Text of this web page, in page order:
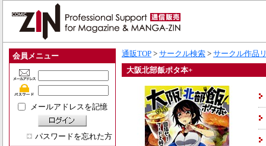
会員メニュー
メールアドレスを記憶
パスワードを忘れた方
通販TOP > サークル検索 > サークル作品
大阪北部飯ポタ本+